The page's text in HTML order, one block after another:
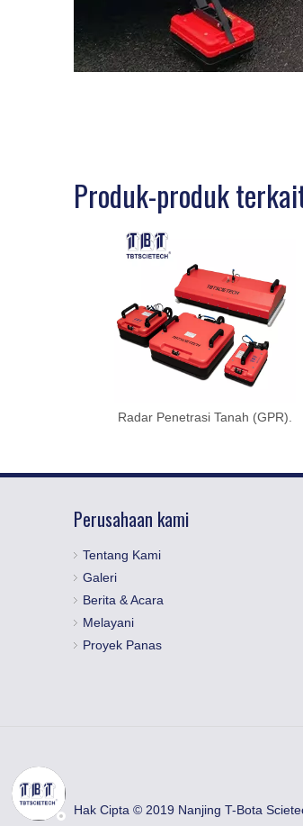
Produk-produk
Radar Penetrasi Tanah (GPR).
Perusahaan kami
Tentang Kami
Galeri
Berita & Acara
Melayani
Proyek Panas
Hak Cipta © 2019 Nanjing T-Bota